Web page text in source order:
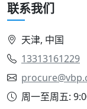
联系我们
天津, 中国
13313161229
周一至周五: